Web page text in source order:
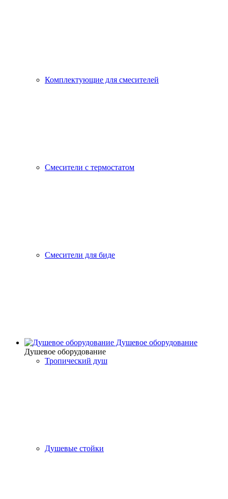
Комплектующие для смесителей
Смесители с термостатом
Смесители для биде
Душевое оборудование
Душевое оборудование
Тропический душ
Душевые стойки